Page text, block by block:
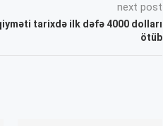
next post
qiyməti tarixdə ilk dəfə 4000 dolları
ötüb